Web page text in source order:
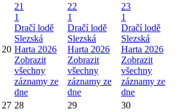
20
21
1
Dračí lodě
Slezská
Harta 2026
Zobrazit
všechny
záznamy ze
dne
22
1
Dračí lodě
Slezská
Harta 2026
Zobrazit
všechny
záznamy ze
dne
23
1
Dračí lodě
Slezská
Harta 2026
Zobrazit
všechny
záznamy ze
dne
27 28 29 30